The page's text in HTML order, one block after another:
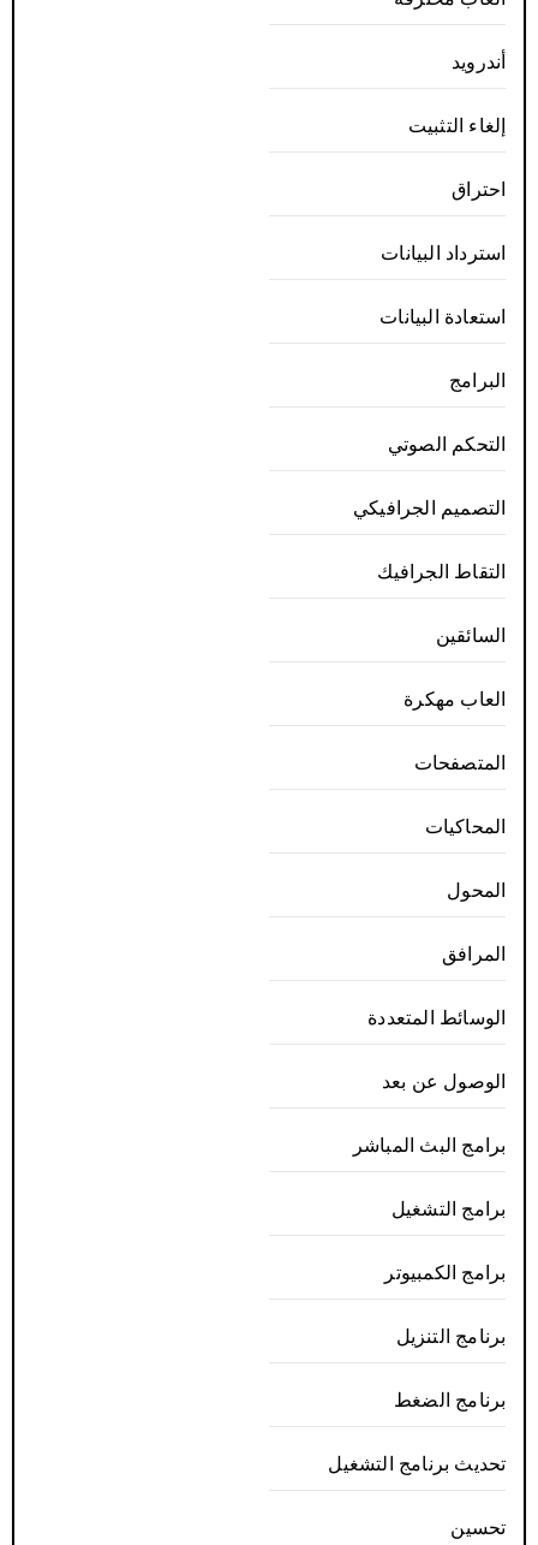
أندرويد
إلغاء التثبيت
احتراق
استرداد البيانات
استعادة البيانات
البرامج
التحكم الصوتي
التصميم الجرافيكي
التقاط الجرافيك
السائقين
العاب مهكرة
المتصفحات
المحاكيات
المحول
المرافق
الوسائط المتعددة
الوصول عن بعد
برامج البث المباشر
برامج التشغيل
برامج الكمبيوتر
برنامج التنزيل
برنامج الضغط
تحديث برنامج التشغيل
تحسين